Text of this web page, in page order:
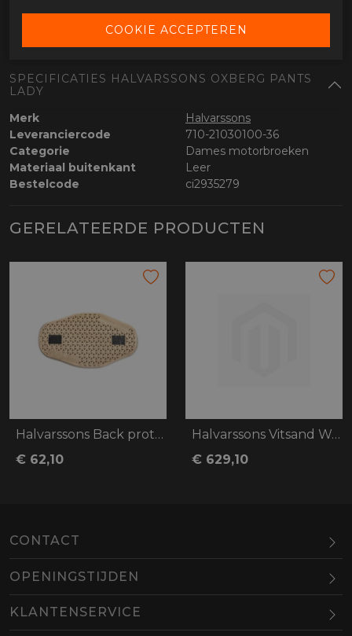
Beschikbaar in de maten 36 tot en met 44
SPECIFICATIES HALVARSSONS OXBERG PANTS
LADY
Merk
Halvarssons
Leveranciercode
710-21030100-36
Categorie
Dames motorbroeken
Materiaal buitenkant
Leer
Bestelcode
ci2935279
GERELATEERDE PRODUCTEN
Halvarssons Back protector Melbyn
€ 62,10
Halvarssons Vitsand Woman
€ 629,10
CONTACT
OPENINGSTIJDEN
Maandag
Dinsdag
10.00-18.00
KLANTENSERVICE